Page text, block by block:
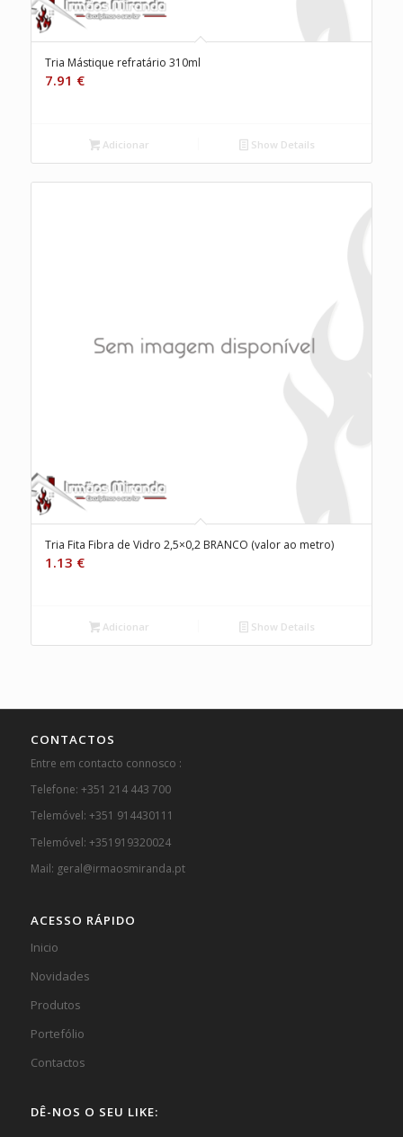
Tria Mástique refratário 310ml
7.91 €
Adicionar Show Details
Tria Fita Fibra de Vidro 2,5×0,2 BRANCO (valor ao metro)
1.13 €
Adicionar Show Details
CONTACTOS
Entre em contacto connosco :
Telefone: +351 214 443 700
Telemóvel: +351 914430111
Telemóvel: +351919320024
Mail: geral@irmaosmiranda.pt
ACESSO RÁPIDO
Inicio
Novidades
Produtos
Portefólio
Contactos
DÊ-NOS O SEU LIKE: